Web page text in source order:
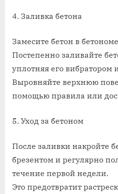
4. Заливка бетона
Замесите бетон в
Постепенно заливайте
уплотняя его
Выровняйте верхнюю
помощью правила или
5. Уход за бетоном
После заливки накройте
брезентом и регулярно
течение первой недели.
Это предотвратит